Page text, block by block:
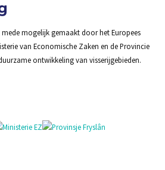
mogelijk gemaakt door het Europees
van Economische Zaken en de Provincie
ontwikkeling van visserijgebieden.